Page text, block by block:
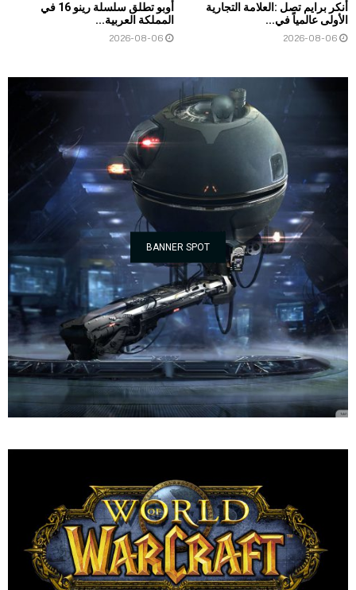
أنكر برايم تصل :العلامة التجارية
الأولى عالمياً في...
2026-08-06
أوبو تطلق سلسلة رينو 16 في
المملكة العربية...
2026-08-06
BANNER SPOT